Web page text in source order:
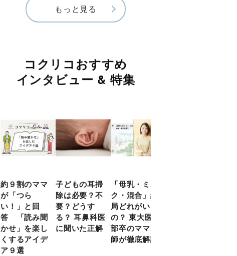
もっと見る
コクリコおすすめ
インタビュー & 特集
約９割のママ
が「つら
い！」と回
答 「読み聞
かせ」を楽し
くするアイデ
ア９選
子どもの耳掃
除は必要？不
要？どうす
る？ 耳鼻科医
に聞いた正解
「母乳・ミル
ク・混合」結
局どれがいい
の？ 東大医学
部卒のママ医
師が徹底解説